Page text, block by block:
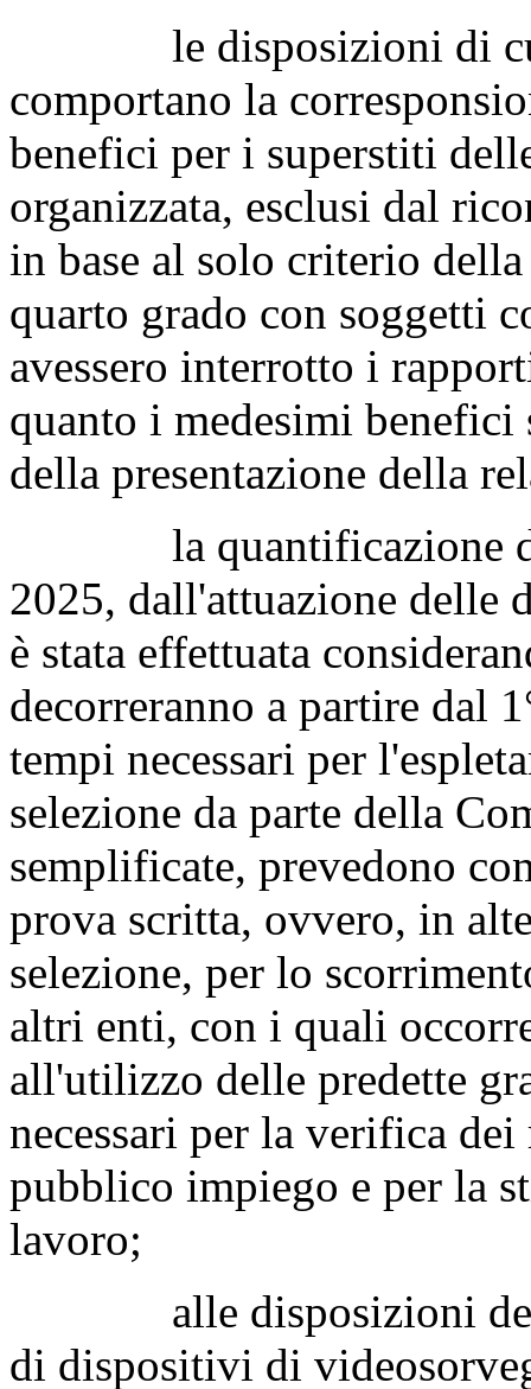
le disposizioni di cui
comportano la
benefici per i superstiti
organizzata, esclusi dal
in base al solo criterio
quarto grado con soggetti
avessero interrotto i
quanto i medesimi
della presentazione della
la quantificazione
2025, dall'attuazione
è stata effettuata
decorreranno a partire dal
tempi necessari per
selezione da parte della
semplificate, prevedono
prova scritta, ovvero, in
selezione, per lo
altri enti, con i quali
all'utilizzo delle predette
necessari per la verifica
pubblico impiego e per la
lavoro;
alle disposizioni
di dispositivi di